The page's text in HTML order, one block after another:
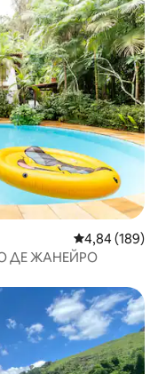
Средна
4,84 (189)
ДЕ ЖАНЕЙРО